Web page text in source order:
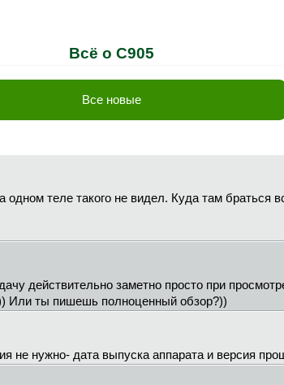
Всё о C905
Все новые
одном теле такого не видел. Куда там
действительно заметно просто при
Или ты пишешь полноценный обзор?))
не нужно- дата выпуска аппарата и версия